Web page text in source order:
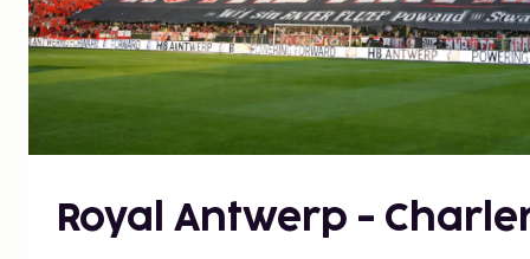
Royal Antwerp -